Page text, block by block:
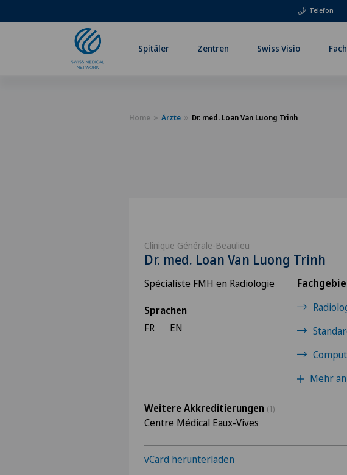
Telefon
Spitäler Zentren Swiss Visio
Home Ärzte Dr. med. Loan Van Luong Trinh
Clinique Générale-Beaulieu
Dr. med. Loan Van Luong Trinh
Spécialiste FMH en Radiologie
Sprachen
FR
EN
Mehr
Weitere Akkreditierungen (1)
Centre Médical Eaux-Vives
vCard herunterladen